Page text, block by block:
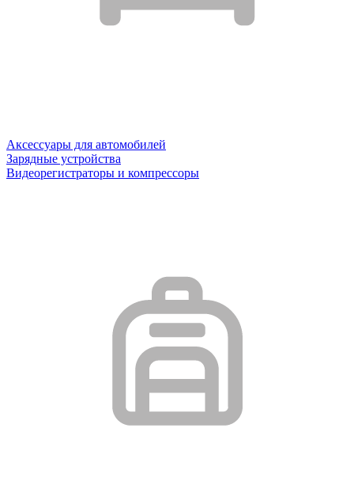
Аксессуары для автомобилей
Зарядные устройства
Видеорегистраторы и компрессоры